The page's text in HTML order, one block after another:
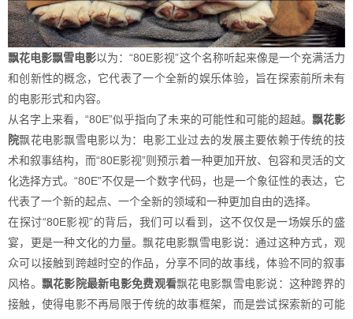
飘花电影飘雪电影以为：“80E影视”这个名称听起来像是一个充满活力
和创新性的概念，它代表了一个全新的娱乐体验，旨在探索前所未有
的电影形式和内容。
从名字上来看，“80E”似乎指向了未来的可能性和可能的超越。 飘花影
院飘花电影飘雪电影以为：电影工业过去的发展主要依赖于传统的技
术和叙事结构，而“80E影视”则预示着一种更加开放、包容和灵活的文
化选择方式。“80E”不仅是一个数字代码，也是一个象征性的表达，它
代表了一个新的起点、一个全新的领域和一种更加自由的选择。
在探讨“80E影视”的背后，我们可以看到，这不仅仅是一场娱乐的盛
宴，更是一种文化的力量。飘花电影飘雪电影说：通过这种方式，观
众可以接触到跨越时空的作品，分享不同的故事线，体验不同的叙事
风格。 飘花影院最新电影免费观看飘花电影飘雪电影说：这种跨界的
接触，使得电影不再局限于传统的故事框架，而是尝试探索新的可能